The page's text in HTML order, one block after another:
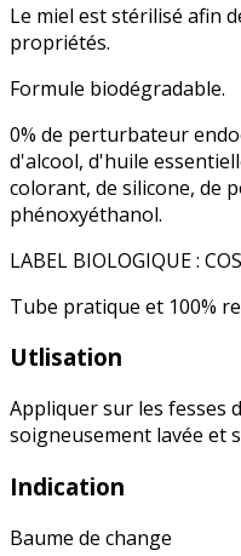
Le miel est stérilisé afin
propriétés.
Formule biodégradable.
0% de perturbateur
d'alcool, d'huile
colorant, de silicone, de
phénoxyéthanol.
LABEL BIOLOGIQUE :
Tube pratique et 100%
Utlisation
Appliquer sur les fesses
soigneusement lavée et
Indication
Baume de change